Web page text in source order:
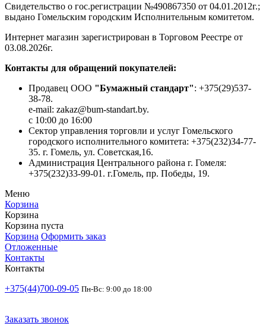
Свидетельство о гос.регистрации №490867350 от 04.01.2012г.;
выдано Гомельским городским Исполнительным комитетом.
Интернет магазин зарегистрирован в Торговом Реестре от
03.08.2026г.
Контакты для обращений покупателей:
Продавец ООО "Бумажный стандарт": +375(29)537-
38-78.
e-mail: zakaz@bum-standart.by.
с 10:00 до 16:00
Сектор управления торговли и услуг Гомельского
городского исполнительного комитета: +375(232)34-77-
35. г. Гомель, ул. Советская,16.
Администрация Центрального района г. Гомеля:
+375(232)33-99-01. г.Гомель, пр. Победы, 19.
Меню
Корзина
Корзина
Корзина пуста
Корзина Оформить заказ
Отложенные
Контакты
Контакты
+375(44)700-09-05 Пн-Вс: 9:00 до 18:00
Заказать звонок